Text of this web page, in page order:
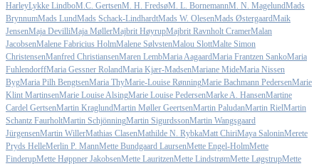
HarleyLykke LindboM.C. GertsenM. H. FredsøM. L. BornemannM. N. MagelundMads
BrynnumMads LundMads Schack-LindhardtMads W. OlesenMads ØstergaardMaik
JensenMaja DevilliMaja MøllerMajbrit HøyrupMajbrit Ravnholt CramerMalan
JacobsenMalene Fabricius HolmMalene SølvstenMalou SlottMalte Simon
ChristensenManfred ChristiansenMaren LembMaria AagaardMaria Frantzen SankoMaria
FuhlendorffMaria Gessner RolandMaria Kjær-MadsenMariane MideMaria Nissen
BygMaria Pilh BengtsenMaria ThyMarie-Louise RønningMarie Bachmann PedersenMarie
Klint MartinsenMarie Louise AlsingMarie Louise PedersenMarke A. HansenMartine
Cardel GertsenMartin KraglundMartin Møller GeertsenMartin PaludanMartin RielMartin
Schantz FaurholtMartin SchjönningMartin SigurdssonMartin Wangsgaard
JürgensenMartin WillerMathias ClasenMathilde N. RybkaMatt ChiriMaya SaloninMerete
Pryds HelleMerlin P. MannMette Bundgaard LaursenMette Engel-HolmMette
FinderupMette Høppner JakobsenMette LauritzenMette LindstrømMette LøgstrupMette